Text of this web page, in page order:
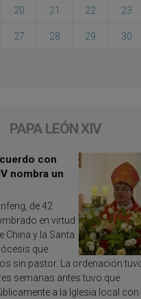
20 21 22 23
27 28 29 30
PAPA LEÓN XIV
con
nombra un
de 42
en virtud
China y la Santa
que
sin pastor. La ordenación
semanas antes tuvo que
a la Iglesia local con